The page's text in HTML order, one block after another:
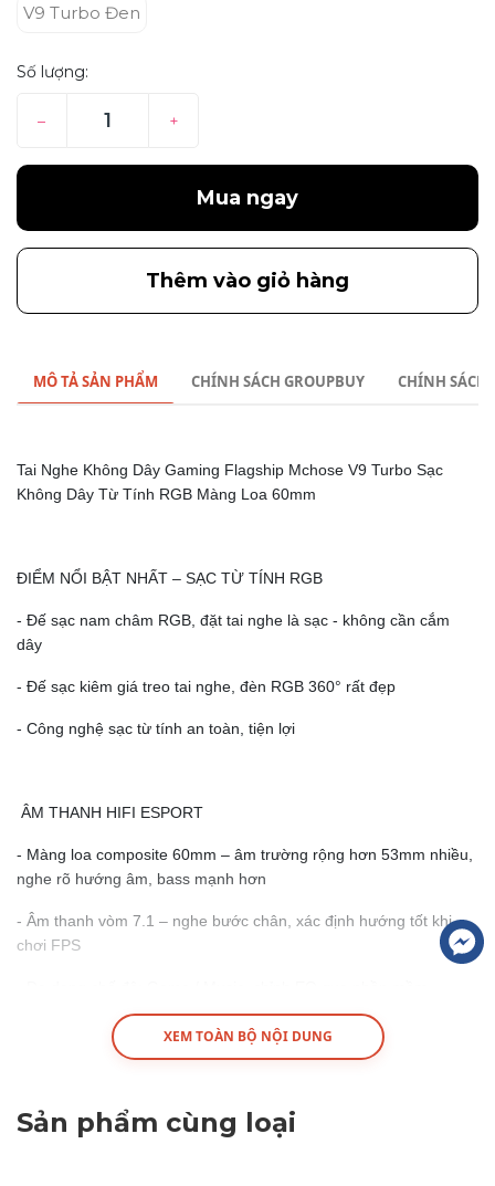
V9 Turbo Đen
Số lượng:
– +
Mua ngay
Thêm vào giỏ hàng
MÔ TẢ SẢN PHẨM CHÍNH SÁCH GROUPBUY CHÍNH SÁCH
Tai Nghe Không Dây Gaming Flagship Mchose V9 Turbo Sạc
Không Dây Từ Tính RGB Màng Loa 60mm
ĐIỂM NỔI BẬT NHẤT – SẠC TỪ TÍNH RGB
- Đế sạc nam châm RGB, đặt tai nghe là sạc - không cần cắm
dây
- Đế sạc kiêm giá treo tai nghe, đèn RGB 360° rất đẹp
- Công nghệ sạc từ tính an toàn, tiện lợi
ÂM THANH HIFI ESPORT
- Màng loa composite 60mm – âm trường rộng hơn 53mm nhiều,
nghe rõ hướng âm, bass mạnh hơn
- Âm thanh vòm 7.1 – nghe bước chân, xác định hướng tốt khi
chơi FPS
MCHOSE M HUB
KẾT NỐI KHÔNG DÂY - ĐỘ TRỄ THẤP
- 4 Kết nối: 2.4G / Bluetooth / Type-C / cắm dây
XEM TOÀN BỘ NỘI DUNG
Sản phẩm cùng loại